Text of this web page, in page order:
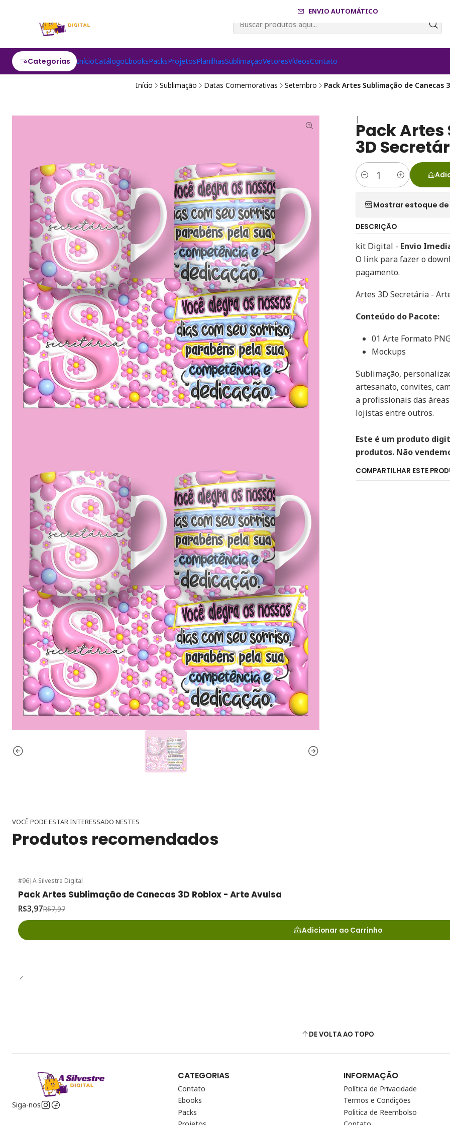
Categorias InícioCatálogoEbooksPacksProjetosPlanilhasSublimaçãoVetoresVídeosContato
ENVIO AUTOMÁTICO
Início Sublimação Datas Comemorativas Setembro Pack Artes Sublimação de Canecas
|
Pack
3D
Quantidade
Mostrar estoque
DESCRIÇÃO
kit Digital - Envio
O link para fazer o
pagamento.
Artes 3D Secretária -
Conteúdo do Pacote:
01 Arte Formato
Mockups
Sublimação,
artesanato, convites,
a profissionais das
lojistas entre outros.
Este é um produto
produtos. Não
COMPARTILHAR ESTE
VOCÊ PODE ESTAR INTERESSADO NESTES
Produtos recomendados
#96|A Silvestre Digital
Pack Artes Sublimação de Canecas 3D Roblox - Arte Avulsa
R$3,97R$7,97
Adicionar ao Carrinho
DE VOLTA AO TOPO
Siga-nos
CATEGORIAS
Contato
Ebooks
Packs
INFORMAÇÃO
Política de Privacidade
Termos e Condições
Politica de Reembolso